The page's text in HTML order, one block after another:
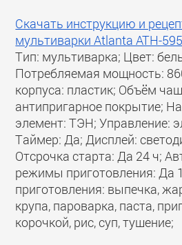
Скачать инструкцию и
мультиварки Atlanta ATH-595
Тип: мультиварка; Цвет:
Потребляемая мощность:
корпуса: пластик; Объём
антипригарное покрытие;
элемент: ТЭН; Управление:
Таймер: Да; Дисплей:
Отсрочка старта: Да 24 ч;
режимы приготовления: Да
приготовления: выпечка,
крупа, пароварка, паста,
корочкой, рис, суп, тушение;